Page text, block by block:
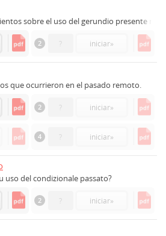
sobre el uso del gerundio presente
2 ? iniciar»
que ocurrieron en el pasado remoto.
2 ? iniciar»
4 ? iniciar»
uso del condizionale passato?
2 ? iniciar»